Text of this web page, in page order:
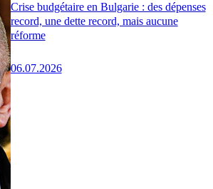
Crise budgétaire en Bulgarie : des dépenses
record, une dette record, mais aucune
réforme
06.07.2026